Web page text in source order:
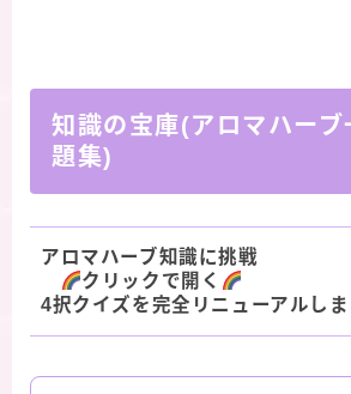
知識の宝庫(アロマハーブ
題集)
アロマハーブ知識に挑戦
クリックで開く
4択クイズを完全リニューアルしま